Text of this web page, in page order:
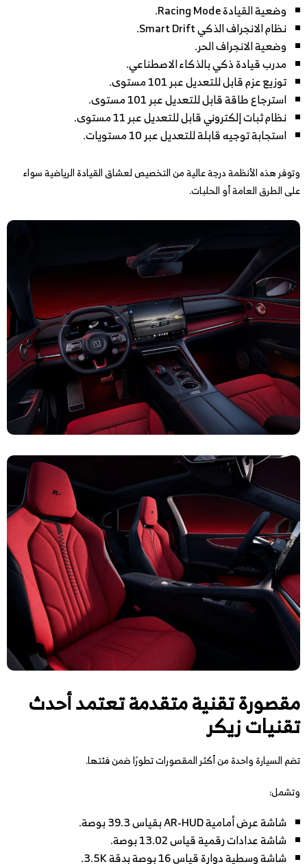
وضعية القيادة Racing Mode.
نظام الانجراف الذكي Smart Drift.
وضعية الانجراف الحر.
مدرب قيادة ذكي بالذكاء الاصطناعي.
توزيع عزم قابل للتعديل عبر 101 مستوى.
استرجاع طاقة قابل للتعديل عبر 101 مستوى.
نظام ثبات إلكتروني قابل للتعديل عبر 11 مستوى.
استجابة توجيه قابلة للتعديل عبر 10 مستويات.
وتوفر هذه الأنظمة درجة عالية من التخصيص لعشاق القيادة الرياضية سواء
على الطرق العامة أو الحلبات.
مقصورة تقنية متقدمة تعتمد أحدث
تقنيات زيكر
تضم السيارة واحدة من أكثر المقصورات تطورًا ضمن فئتها.
وتشمل:
شاشة عرض أمامية AR-HUD بقياس 39.3 بوصة.
شاشة عدادات رقمية قياس 13.02 بوصة.
شاشة وسطية دوارة قياس 16 بوصة بدقة 3.5K.